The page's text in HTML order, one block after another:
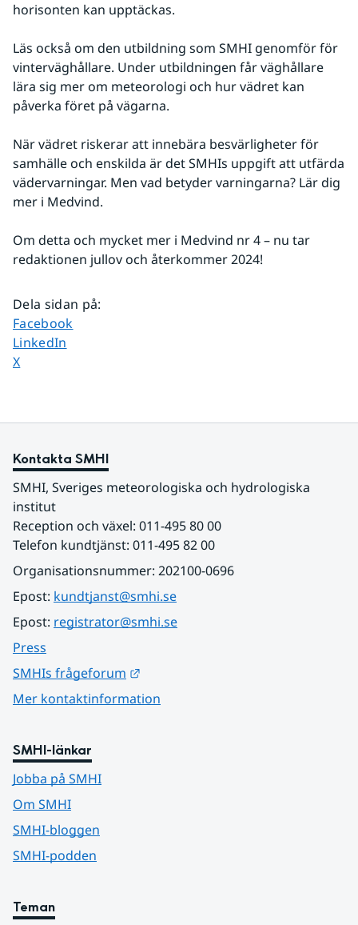
horisonten kan upptäckas.
Läs också om den utbildning som SMHI genomför för
vinterväghållare. Under utbildningen får väghållare
lära sig mer om meteorologi och hur vädret kan
påverka föret på vägarna.
När vädret riskerar att innebära besvärligheter för
samhälle och enskilda är det SMHIs uppgift att utfärda
vädervarningar. Men vad betyder varningarna? Lär dig
mer i Medvind.
Om detta och mycket mer i Medvind nr 4 – nu tar
redaktionen jullov och återkommer 2024!
Dela sidan på:
Dela sidan på
Facebook
Dela sidan på
LinkedIn
Dela sidan på
X
Kontakta SMHI
SMHI, Sveriges meteorologiska och hydrologiska
institut
Reception och växel: 011-495 80 00
Telefon kundtjänst: 011-495 82 00
Organisationsnummer: 202100-0696
Epost: kundtjanst@smhi.se
Epost: registrator@smhi.se
Press
SMHIs frågeforum
Mer kontaktinformation
SMHI-länkar
Jobba på SMHI
Om SMHI
SMHI-bloggen
SMHI-podden
Teman